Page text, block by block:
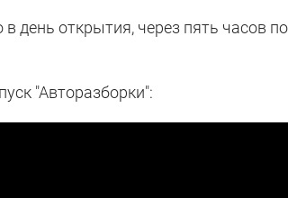
день открытия, через пять часов
"Авторазборки":